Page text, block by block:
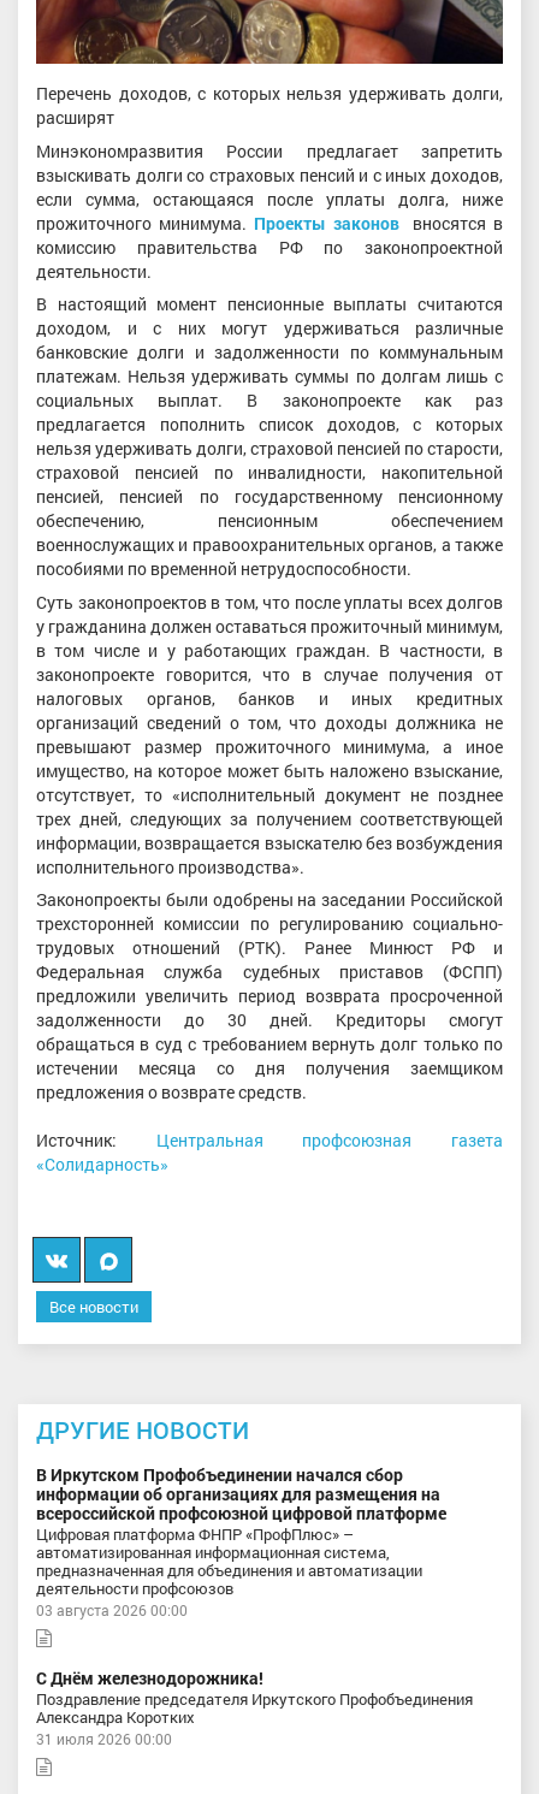
Перечень доходов, с которых нельзя удерживать долги,
расширят
Минэкономразвития России предлагает запретить
взыскивать долги со страховых пенсий и с иных доходов,
если сумма, остающаяся после уплаты долга, ниже
прожиточного минимума. Проекты законоввносятся в
комиссию правительства РФ по законопроектной
деятельности.
В настоящий момент пенсионные выплаты считаются
доходом, и с них могут удерживаться различные
банковские долги и задолженности по коммунальным
платежам. Нельзя удерживать суммы по долгам лишь с
социальных выплат. В законопроекте как раз
предлагается пополнить список доходов, с которых
нельзя удерживать долги, страховой пенсией по старости,
страховой пенсией по инвалидности, накопительной
пенсией, пенсией по государственному пенсионному
обеспечению, пенсионным обеспечением
военнослужащих и правоохранительных органов, а также
пособиями по временной нетрудоспособности.
Суть законопроектов в том, что после уплаты всех долгов
у гражданина должен оставаться прожиточный минимум,
в том числе и у работающих граждан. В частности, в
законопроекте говорится, что в случае получения от
налоговых органов, банков и иных кредитных
организаций сведений о том, что доходы должника не
превышают размер прожиточного минимума, а иное
имущество, на которое может быть наложено взыскание,
отсутствует, то «исполнительный документ не позднее
трех дней, следующих за получением соответствующей
информации, возвращается взыскателю без возбуждения
исполнительного производства».
Законопроекты были одобрены на заседании Российской
трехсторонней комиссии по регулированию социально-
трудовых отношений (РТК). Ранее Минюст РФ и
Федеральная служба судебных приставов (ФСПП)
предложили увеличить период возврата просроченной
задолженности до 30 дней. Кредиторы смогут
обращаться в суд с требованием вернуть долг только по
истечении месяца со дня получения заемщиком
предложения о возврате средств.
Источник: Центральная профсоюзная газета
«Солидарность»
Вконтакте
Мы
в
MAX
Все новости
ДРУГИЕ НОВОСТИ
В Иркутском Профобъединении начался сбор
информации об организациях для размещения на
всероссийской профсоюзной цифровой платформе
Цифровая платформа ФНПР «ПрофПлюс» –
автоматизированная информационная система,
предназначенная для объединения и автоматизации
деятельности профсоюзов
03 августа 2026 00:00
С Днём железнодорожника!
Поздравление председателя Иркутского Профобъединения
Александра Коротких
31 июля 2026 00:00